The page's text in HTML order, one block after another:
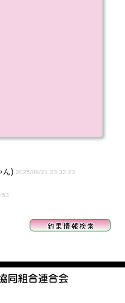
ん) 2025/09/21 23:32:23